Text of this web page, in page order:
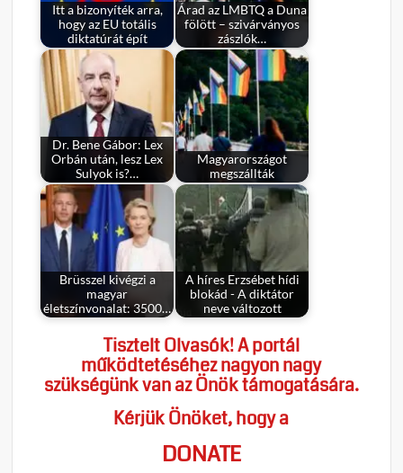
Itt a bizonyíték arra,
hogy az EU totális
diktatúrát épít
Árad az LMBTQ a Duna
fölött – szivárványos
zászlók…
Dr. Bene Gábor: Lex
Orbán után, lesz Lex
Sulyok is?…
Magyarországot
megszállták
Brüsszel kivégzi a
magyar
életszínvonalat: 3500…
A híres Erzsébet hídi
blokád - A diktátor
neve változott
Tisztelt Olvasók! A portál
működtetéséhez nagyon nagy
szükségünk van az Önök támogatására.
Kérjük Önöket, hogy a
DONATE